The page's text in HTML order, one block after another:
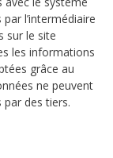
l’intermédiaire
sur le site
les informations
grâce au
ne peuvent
des tiers.